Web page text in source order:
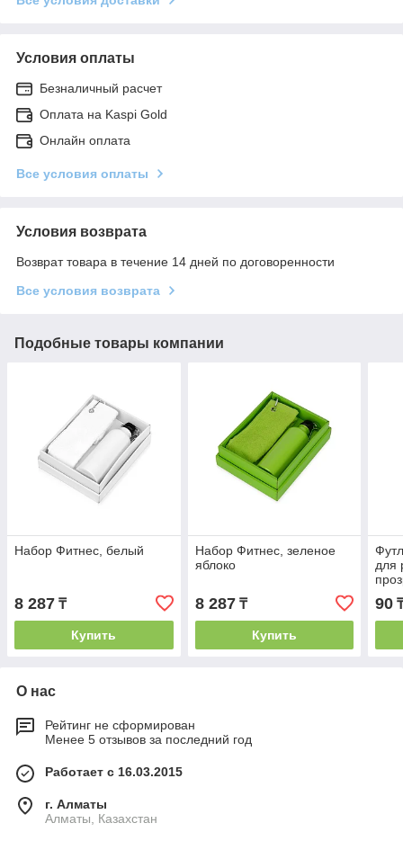
Условия оплаты
Безналичный расчет
Оплата на Kaspi Gold
Онлайн оплата
Все условия оплаты
Условия возврата
Возврат товара в течение 14 дней по договоренности
Все условия возврата
Подобные товары компании
Набор Фитнес, белый
8 287 ₸
Купить
Набор Фитнес, зеленое
яблоко
8 287₸
Купить
для
90
О нас
Рейтинг не сформирован
Менее 5 отзывов за последний год
Работает с 16.03.2015
г. Алматы
Алматы, Казахстан